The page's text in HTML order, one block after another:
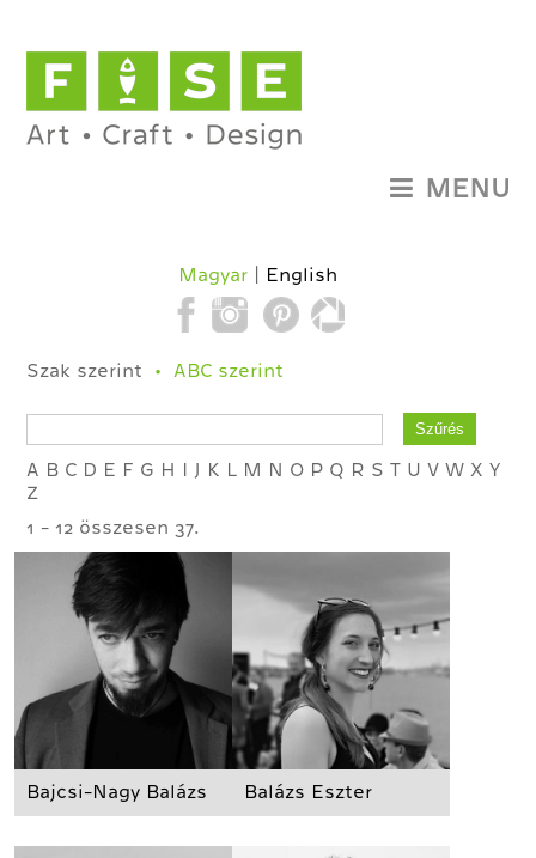
Magyar English
MENU
Szak szerint ABC szerint
A B C D E F G H K L M N O P Q R S T U V W X Y
Z
1 - 12 összesen 37.
Bajcsi-Nagy Balázs Balázs Eszter